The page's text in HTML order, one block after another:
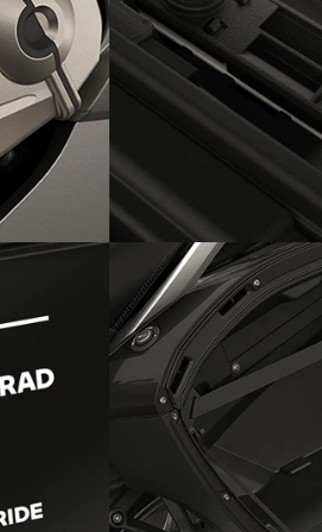
Integriertes
Ladefach